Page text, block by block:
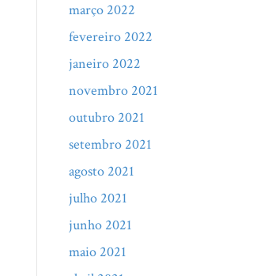
março 2022
fevereiro 2022
janeiro 2022
novembro 2021
outubro 2021
setembro 2021
agosto 2021
julho 2021
junho 2021
maio 2021